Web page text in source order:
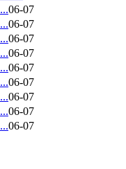
06-07
06-07
06-07
06-07
06-07
06-07
06-07
06-07
06-07